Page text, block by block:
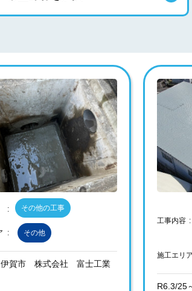
その他の工事
その他
賀市 株式会社 富士工業
工事内容
施工エリア
R6.3/